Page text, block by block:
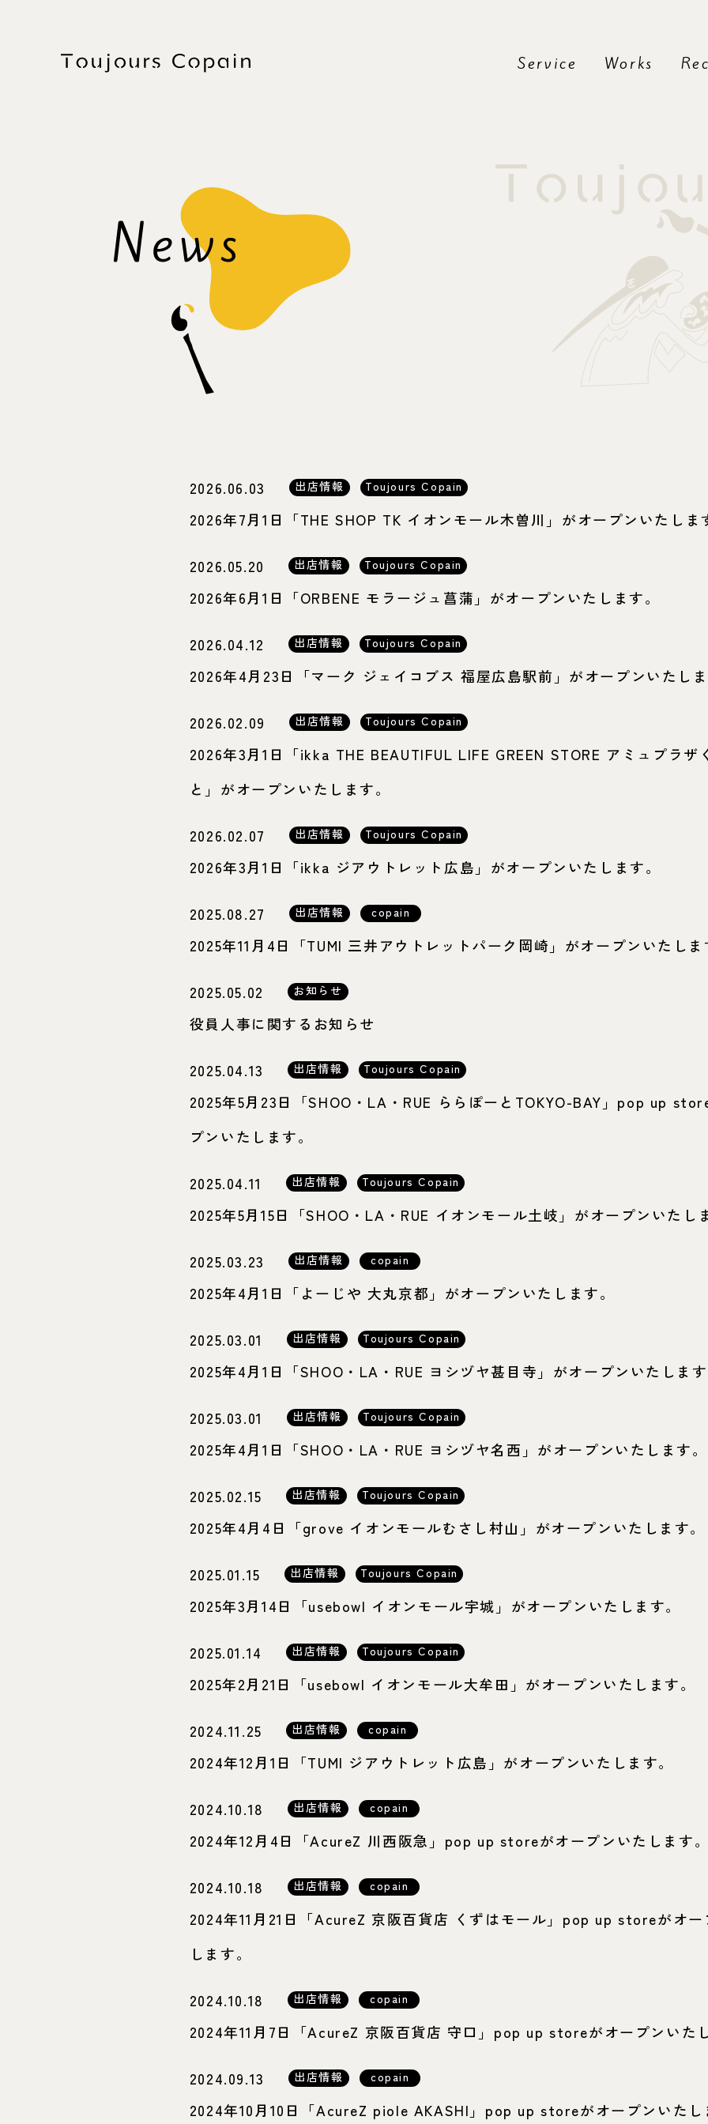
Service Works
2026.06.03 出店情報 Toujours Copain
2026年7月1日「THE SHOP TK イオンモール木曽川」がオープンいたしま
2026.05.20 出店情報 Toujours Copain
2026年6月1日「ORBENE モラージュ菖蒲」がオープンいたします。
2026.04.12 出店情報 Toujours Copain
2026年4月23日「マーク ジェイコブス 福屋広島駅前」がオープンいたしま
2026.02.09 出店情報 Toujours Copain
2026年3月1日「ikka THE BEAUTIFUL LIFE GREEN STORE アミュプラザ
と」がオープンいたします。
2026.02.07 出店情報 Toujours Copain
2026年3月1日「ikka ジアウトレット広島」がオープンいたします。
2025.08.27 出店情報 copain
2025年11月4日「TUMI 三井アウトレットパーク岡崎」がオープンいたしま
2025.05.02 お知らせ
役員人事に関するお知らせ
2025.04.13 出店情報 Toujours Copain
2025年5月23日「SHOO・LA・RUE ららぽーとTOKYO-BAY」pop up
プンいたします。
2025.04.11 出店情報 Toujours Copain
2025年5月15日「SHOO・LA・RUE イオンモール土岐」がオープンいたし
2025.03.23 出店情報 copain
2025年4月1日「よーじや 大丸京都」がオープンいたします。
2025.03.01 出店情報 Toujours Copain
2025年4月1日「SHOO・LA・RUE ヨシヅヤ甚目寺」がオープンいたします
2025.03.01 出店情報 Toujours Copain
2025年4月1日「SHOO・LA・RUE ヨシヅヤ名西」がオープンいたします。
2025.02.15 出店情報 Toujours Copain
2025年4月4日「grove イオンモールむさし村山」がオープンいたします。
2025.01.15 出店情報 Toujours Copain
2025年3月14日「usebowl イオンモール宇城」がオープンいたします。
2025.01.14 出店情報 Toujours Copain
2025年2月21日「usebowl イオンモール大牟田」がオープンいたします。
2024.11.25 出店情報 copain
2024年12月1日「TUMI ジアウトレット広島」がオープンいたします。
2024.10.18 出店情報 copain
2024年12月4日「AcureZ 川西阪急」pop up storeがオープンいたします。
2024.10.18 出店情報 copain
2024年11月21日「AcureZ 京阪百貨店 くずはモール」pop up storeがオー
します。
2024.10.18 出店情報 copain
2024年11月7日「AcureZ 京阪百貨店 守口」pop up storeがオープンいたし
2024.09.13 出店情報 copain
2024年10月10日「AcureZ piole AKASHI」pop up storeがオープンいたし